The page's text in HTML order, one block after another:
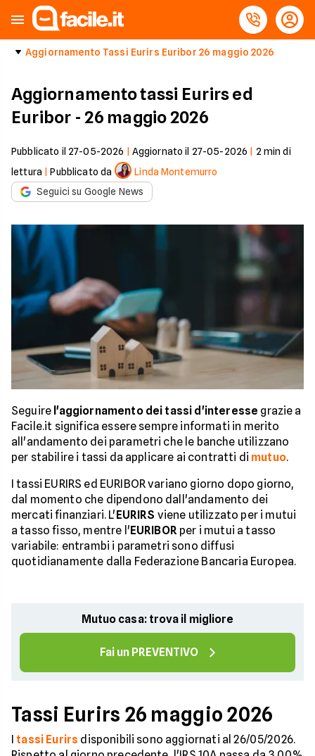
Aggiornamento Tassi Eurirs Euribor 26 maggio 2026
Aggiornamento tassi Eurirs ed
Euribor - 26 maggio 2026
Pubblicato il 27-05-2026 Aggiornato il 27-05-2026 2 min di
lettura |Pubblicato da
Linda Montemurro
Seguici su Google News
Seguire l'aggiornamento dei tassi d'interesse grazie a
Facile.it significa essere sempre informati in merito
all'andamento dei parametri che le banche utilizzano
per stabilire i tassi da applicare ai contratti di mutuo.
I tassi EURIRS ed EURIBOR variano giorno dopo giorno,
dal momento che dipendono dall'andamento dei
mercati finanziari. L'EURIRS viene utilizzato per i mutui
a tasso fisso, mentre l'EURIBORper i mutui a tasso
variabile: entrambi i parametri sono diffusi
quotidianamente dalla Federazione Bancaria Europea.
Mutuo casa: trova il migliore
Fai un PREVENTIVO
Tassi Eurirs 26 maggio 2026
I tassi Eurirs disponibili sono aggiornati al 26/05/2026.